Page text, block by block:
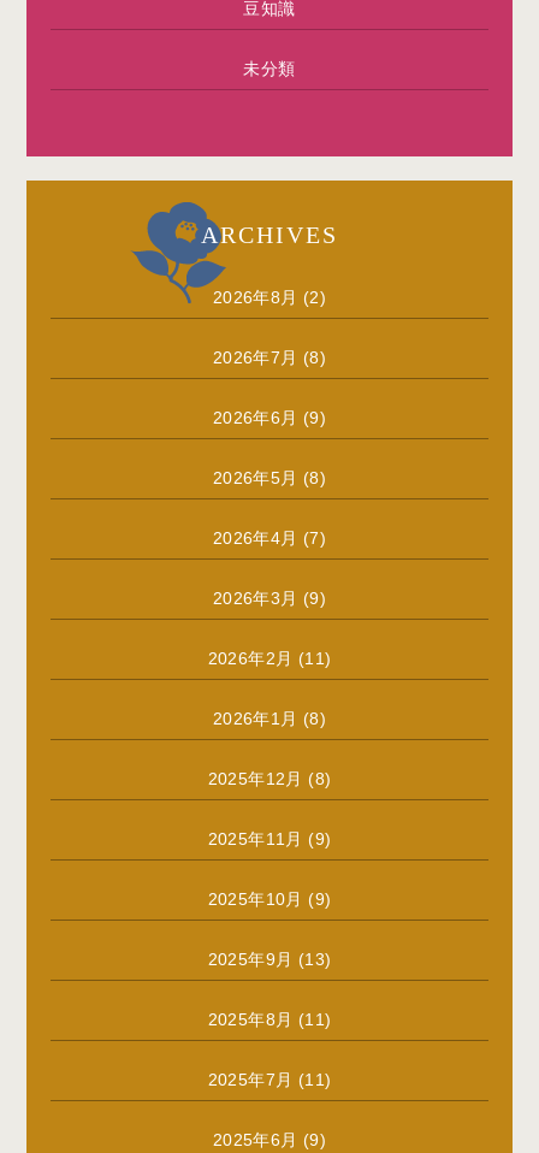
豆知識
未分類
ARCHIVES
2026年8月 (2)
2026年7月 (8)
2026年6月 (9)
2026年5月 (8)
2026年4月 (7)
2026年3月 (9)
2026年2月 (11)
2026年1月 (8)
2025年12月 (8)
2025年11月 (9)
2025年10月 (9)
2025年9月 (13)
2025年8月 (11)
2025年7月 (11)
2025年6月 (9)